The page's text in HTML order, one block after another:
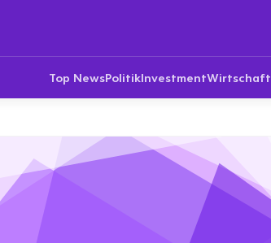
Top NewsPolitikInvestmentWirtschaft